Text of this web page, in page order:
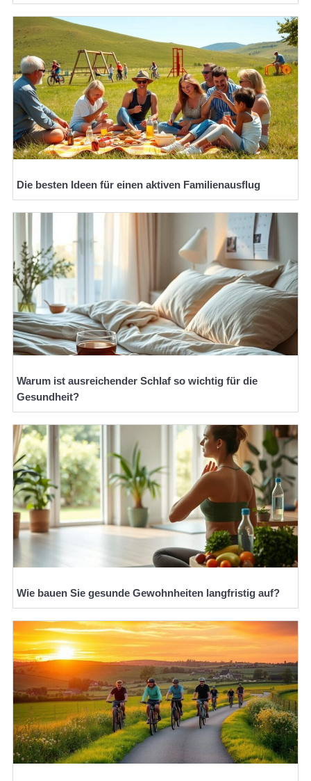
Die besten Ideen für einen aktiven Familienausflug
Warum ist ausreichender Schlaf so wichtig für die
Gesundheit?
Wie bauen Sie gesunde Gewohnheiten langfristig auf?